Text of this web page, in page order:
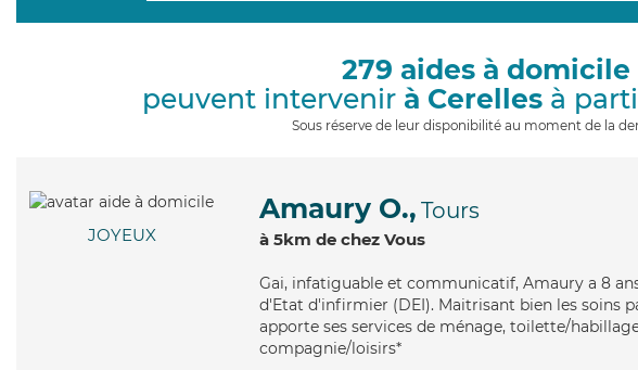
279 aides à domicile
peuvent intervenir à Cerellesà
Sous réserve de leur disponibilité au moment de la
JOYEUX
Amaury O., Tours
à 5km de chez Vous
Gai, infatiguable et communicatif, Amaury a 8
d'Etat d'infirmier (DEI). Maitrisant bien les soins
apporte ses services de ménage, toilette/
compagnie/loisirs*